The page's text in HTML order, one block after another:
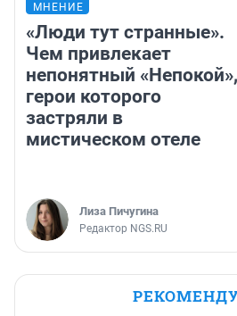
МНЕНИЕ
«Люди тут странные».
Чем привлекает
непонятный «Непокой»,
герои которого
застряли в
мистическом отеле
Лиза Пичугина
Редактор NGS.RU